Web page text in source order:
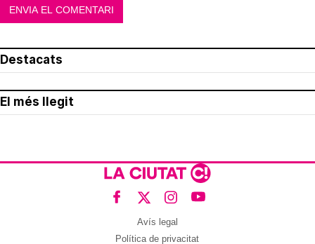
Destacats
El més llegit
Avís legal
Política de privacitat